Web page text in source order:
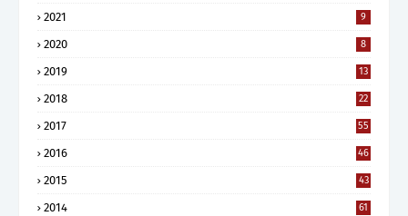
2021 9
2020 8
2019 13
2018 22
2017 55
2016 46
2015 43
2014 61